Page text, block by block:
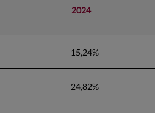
2024
15,24%
24,82%